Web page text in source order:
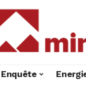
Enquête